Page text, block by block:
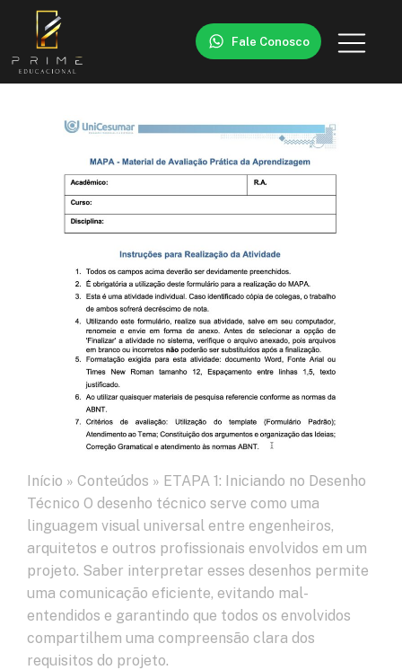
Fale Conosco
Início » Conteúdos » ETAPA 1: Iniciando no Desenho
Técnico O desenho técnico serve como uma
linguagem visual universal entre engenheiros,
arquitetos e outros profissionais envolvidos em um
projeto. Saber interpretar esses desenhos permite
uma comunicação eficiente, evitando mal-
entendidos e garantindo que todos os envolvidos
compartilhem uma compreensão clara dos
requisitos do projeto.